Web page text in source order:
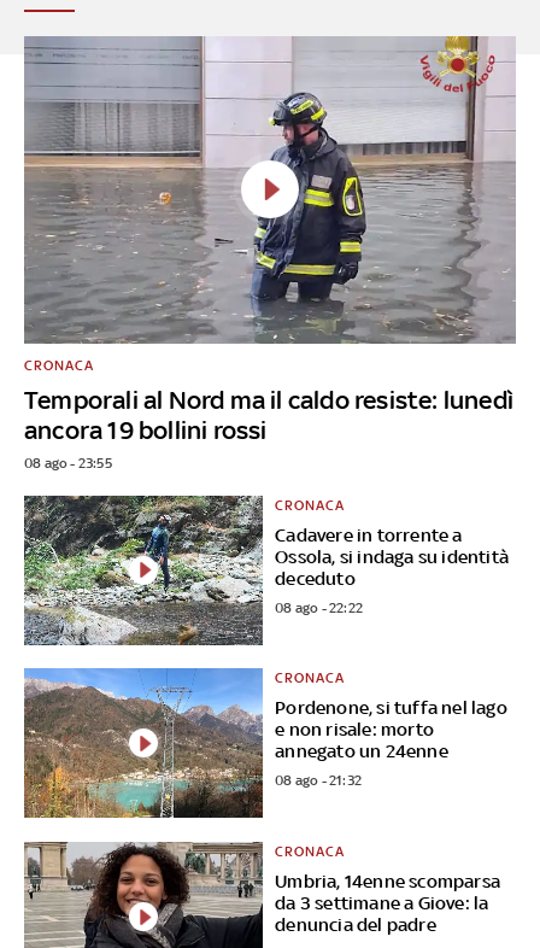
Temporali al Nord ma il caldo resiste: lunedì
ancora 19 bollini rossi
CRONACA
08 ago - 23:55
Cadavere in torrente a
Ossola, si indaga su identità
deceduto
CRONACA
08 ago - 22:22
Pordenone, si tuffa nel lago
e non risale: morto
annegato un 24enne
CRONACA
08 ago - 21:32
Umbria, 14enne scomparsa
da 3 settimane a Giove: la
denuncia del padre
CRONACA